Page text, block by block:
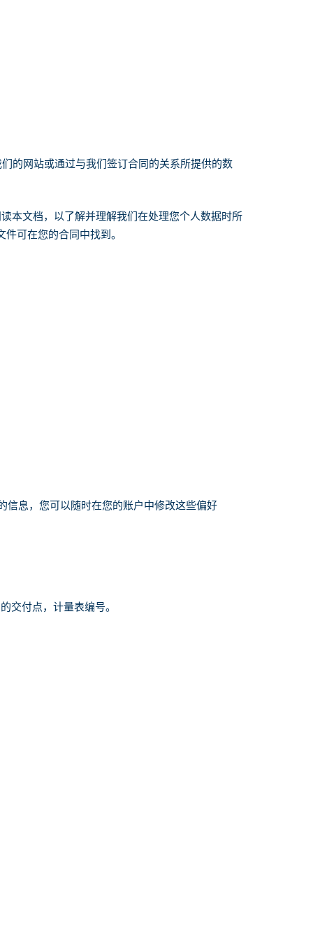
的网站或通过与我们签订合同的关系所提供的数
本文档，以了解并理解我们在处理您个人数据时所
可在您的合同中找到。
信息，您可以随时在您的账户中修改这些偏好
交付点，计量表编号。